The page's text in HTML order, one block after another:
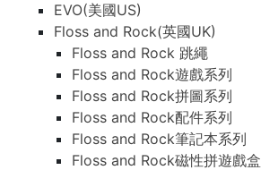
EVO(美國US)
Floss and Rock(英國UK)
Floss and Rock 跳繩
Floss and Rock遊戲系列
Floss and Rock拼圖系列
Floss and Rock配件系列
Floss and Rock筆記本系列
Floss and Rock磁性拼遊戲盒